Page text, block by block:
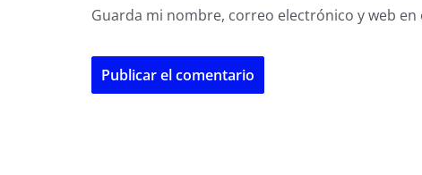
Guarda mi nombre, correo electrónico y web